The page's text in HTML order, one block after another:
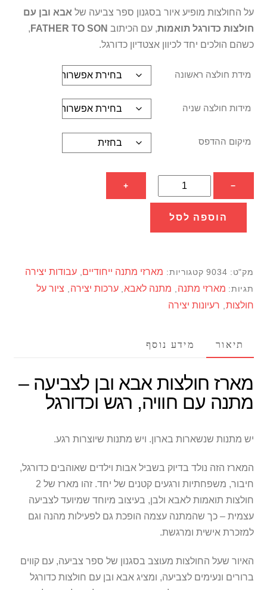
על החולצות מופיע איור בסגנון ספר צביעה של אבא ובן עם
חולצות כדורגל תואמות, עם הכיתוב FATHER TO SON
,
כשהם הולכים יחד לכיוון אצטדיון כדורגל.
מידת חולצה ראשונה
מידות חולצה שניה
מיקום ההדפס
−
של
–
2
חולצות
טושים
מיוחדים
+
הוספה לסל
מק"ט: 9034 קטגוריות: מארזי מתנה ייחודיים,עבודות יצירה
תגיות: מארזי מתנה, מתנה לאבא,ערכות יצירה, ציור על
חולצות, רעיונות יצירה
תיאור מידע נוסף
מארז חולצות אבא ובן לצביעה –
מתנה עם חוויה, רגש וכדורגל
יש מתנות שנשארות בארון. ויש מתנות שיוצרות רגע.
המארז הזה נולד בדיוק בשביל אבות וילדים שאוהבים כדורגל,
חיבור, משפחתיות ורגעים קטנים של יחד. זהו מארז של 2
חולצות תואמות לאבא ולבן, בעיצוב מיוחד שמיועד לצביעה
עצמית – כך שהמתנה עצמה הופכת גם לפעילות מהנה וגם
למזכרת אישית ומרגשת.
האיור שעל החולצות מעוצב בסגנון של ספר צביעה, עם קווים
ברורים ונעימים לצביעה, ומציג אבא ובן עם חולצות כדורגל